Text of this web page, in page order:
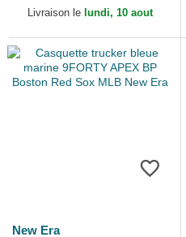
MLB New Era
Livraison le lundi, 10 aout
New Era